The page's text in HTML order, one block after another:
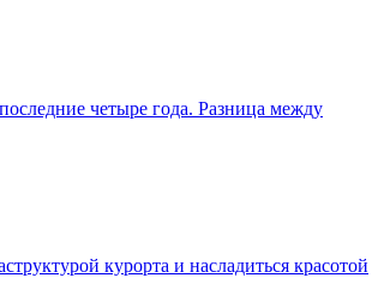
четыре года. Разница между
курорта и насладиться красотой